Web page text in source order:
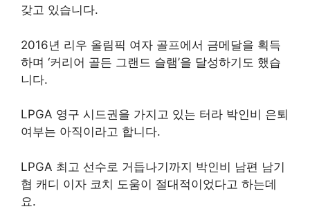
갖고 있습니다.
2016년 리우 올림픽 여자 골프에서 금메달을 획득
하며 ‘커리어 골든 그랜드 슬램’을 달성하기도 했습
니다.
LPGA 영구 시드권을 가지고 있는 터라 박인비 은퇴
여부는 아직이라고 합니다.
LPGA 최고 선수로 거듭나기까지 박인비 남편 남기
협 캐디 이자 코치 도움이 절대적이었다고 하는데
요.